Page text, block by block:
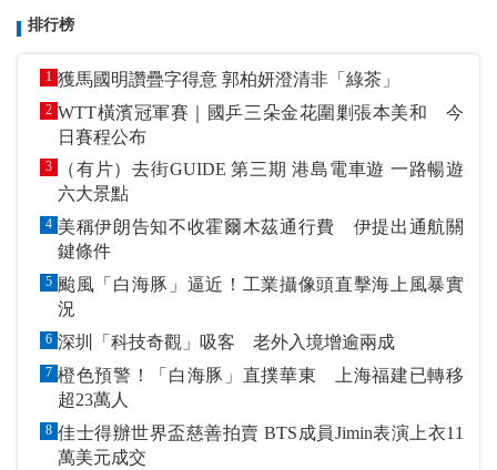
排行榜
1 獲馬國明讚疊字得意 郭柏妍澄清非「綠茶」
2 WTT橫濱冠軍賽｜國乒三朵金花圍剿張本美和 今
日賽程公布
3
（有片）去街GUIDE 第三期 港島電車遊 一路暢遊
六大景點
4 美稱伊朗告知不收霍爾木茲通行費 伊提出通航關
鍵條件
5 颱風「白海豚」逼近！工業攝像頭直擊海上風暴實
況
6 深圳「科技奇觀」吸客 老外入境增逾兩成
7 橙色預警！「白海豚」直撲華東 上海福建已轉移
超23萬人
8 佳士得辦世界盃慈善拍賣 BTS成員Jimin表演上衣11
萬美元成交